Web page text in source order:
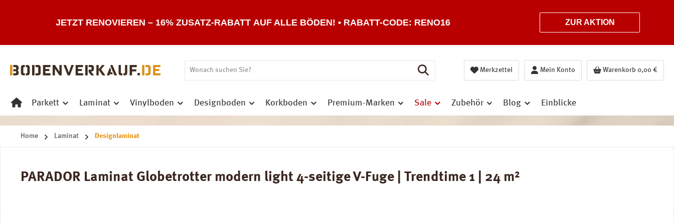
JETZT RENOVIEREN – 16% ZUSATZ-RABATT AUF ALLE BÖDEN! • RABATT-CODE: RENO16 ZUR AKTION
Merkzettel Mein Konto Warenkorb 0,00 €
Parkett Laminat Vinylboden Designboden Korkboden Premium-Marken Sale Zubehör Blog Einblicke
Home Laminat Designlaminat
PARADOR Laminat Globetrotter modern light 4-seitige V-Fuge | Trendtime 1 | 24 m²